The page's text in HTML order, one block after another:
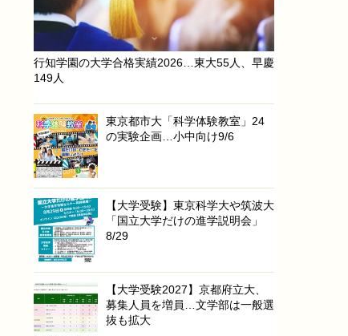
行知学園の大学合格実績2026…東大55人、早慶
149人
東京都市大「科学体験教室」24
の実験企画…小中向け9/6
【大学受験】東京科学大や筑波大
「国立大学だけの進学説明会」
8/29
【大学受験2027】京都府立大、
募集人員を増員…文学部は一般選
抜も拡大